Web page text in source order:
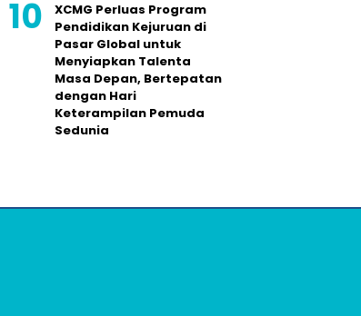
XCMG Perluas Program
Pendidikan Kejuruan di
Pasar Global untuk
Menyiapkan Talenta
Masa Depan, Bertepatan
dengan Hari
Keterampilan Pemuda
Sedunia